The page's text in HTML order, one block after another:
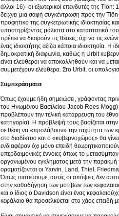
άλλοι 16)· οι εξωτερικοί επενδυτές της
δείχνει μια σαφή συγκέντρωση προς την
προφητικό της συγκετρωτικής ιδιοκτησίας
υποστηρίζοντας μάλιστα στο καταστατικό
πρέπει να διαιρούν τις θέσεις, όχι να τις
ένας ιδιοκτήτης αξίζει κάποια ιδιοκτησία. Η
δημοκρατική διαφωνία, καθώς η Urbit
είναι ελεύθεροι να αποκολληθούν και να
συμμετέχουν ελεύθερα. Στο Urbit, οι
Συμπεράσματα
Όπως έχουμε ήδη σημειώσει, γράφοντας
του Ηνωμένου Βασιλείου Jacob Rees-
προβλέπουν την τελική κατάρρευση του
κατηγορία). Η πρόβλεψή τους βασίζεται
σε θέση να «προλάβουν» την ταχύτητα των
στο διαδίκτυο και ο «κυβερνοχώρος» θα
ενδιαφέρον όχι μόνο επειδή
υπερδαιμονικές έννοιες όπως το
οργανωμένου εγκλήματος μετά την παρακμή
οραματίζονται οι Yarvin, Land, Thiel,
Όπως πιστεύουμε, αυτές οι απόψεις δεν
στην καθοδήγηση των μοτίβων των
και ο ίδιος ο Davidson είναι ένας
κεφάλαιο θα προσελκύεται στο χάος επειδή